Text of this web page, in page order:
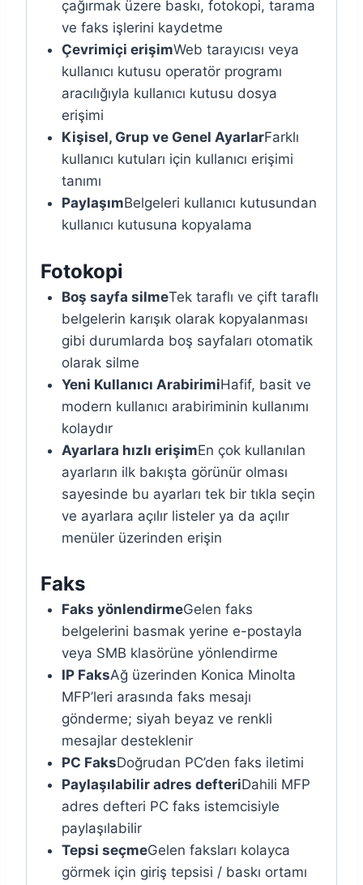
çağırmak üzere baskı, fotokopi, tarama
ve faks işlerini kaydetme
Çevrimiçi erişimWeb tarayıcısı veya
kullanıcı kutusu operatör programı
aracılığıyla kullanıcı kutusu dosya
erişimi
Kişisel, Grup ve Genel AyarlarFarklı
kullanıcı kutuları için kullanıcı erişimi
tanımı
PaylaşımBelgeleri kullanıcı kutusundan
kullanıcı kutusuna kopyalama
Fotokopi
Boş sayfa silmeTek taraflı ve çift taraflı
belgelerin karışık olarak kopyalanması
gibi durumlarda boş sayfaları otomatik
olarak silme
Yeni Kullanıcı ArabirimiHafif, basit ve
modern kullanıcı arabiriminin kullanımı
kolaydır
Ayarlara hızlı erişimEn çok kullanılan
ayarların ilk bakışta görünür olması
sayesinde bu ayarları tek bir tıkla seçin
ve ayarlara açılır listeler ya da açılır
menüler üzerinden erişin
Faks
Faks yönlendirmeGelen faks
belgelerini basmak yerine e-postayla
veya SMB klasörüne yönlendirme
IP FaksAğ üzerinden Konica Minolta
MFP’leri arasında faks mesajı
gönderme; siyah beyaz ve renkli
mesajlar desteklenir
PC FaksDoğrudan PC’den faks iletimi
Paylaşılabilir adres defteriDahili MFP
adres defteri PC faks istemcisiyle
paylaşılabilir
Tepsi seçmeGelen faksları kolayca
görmek için giriş tepsisi / baskı ortamı